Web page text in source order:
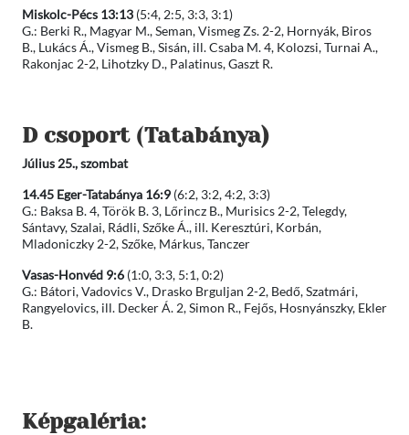
Miskolc-Pécs 13:13 (5:4, 2:5, 3:3, 3:1)
G.: Berki R., Magyar M., Seman, Vismeg Zs. 2-2, Hornyák, Biros
B., Lukács Á., Vismeg B., Sisán, ill. Csaba M. 4, Kolozsi, Turnai A.,
Rakonjac 2-2, Lihotzky D., Palatinus, Gaszt R.
D csoport(Tatabánya)
Július 25., szombat
14.45 Eger-Tatabánya 16:9 (6:2, 3:2, 4:2, 3:3)
G.: Baksa B. 4, Török B. 3, Lőrincz B., Murisics 2-2, Telegdy,
Sántavy, Szalai, Rádli, Szőke Á., ill. Keresztúri, Korbán,
Mladoniczky 2-2, Szőke, Márkus, Tanczer
Vasas-Honvéd 9:6 (1:0, 3:3, 5:1, 0:2)
G.: Bátori, Vadovics V., Drasko Brguljan 2-2, Bedő, Szatmári,
Rangyelovics, ill. Decker Á. 2, Simon R., Fejős, Hosnyánszky, Ekler
B.
Képgaléria: